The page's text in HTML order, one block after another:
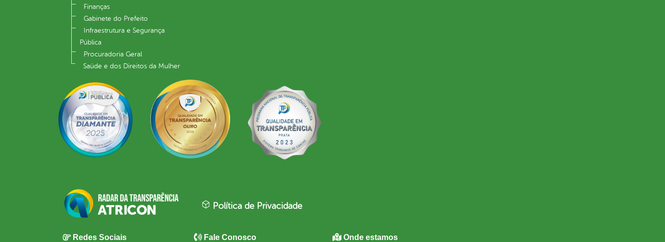
Finanças
Gabinete do Prefeito
Infraestrutura e Segurança
Pública
Procuradoria Geral
Saúde e dos Direitos da Mulher
Política de Privacidade
Redes Sociais Fale Conosco Onde estamos